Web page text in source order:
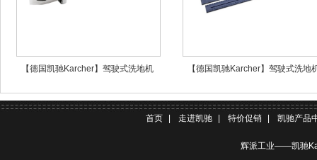
【德国凯驰Karcher】驾驶式洗地机
【德国凯驰Karcher】驾驶式洗地
首页 走进凯驰 特价促销 凯驰产品
辉派工业——凯驰